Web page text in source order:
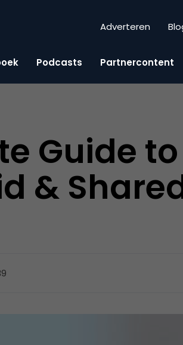
Adverteren
Podcasts Partnercontent
Guide
&